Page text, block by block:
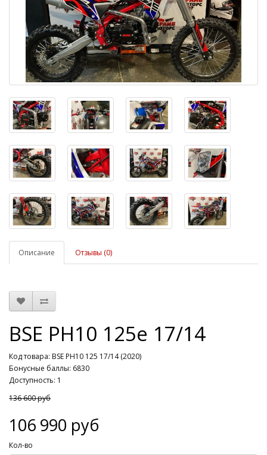
Описание Отзывы (0)
BSE PH10 125e 17/14
Код товара: BSE PH10 125 17/14 (2020)
Бонусные баллы: 6830
Доступность: 1
136 600 руб
106 990 руб
Кол-во